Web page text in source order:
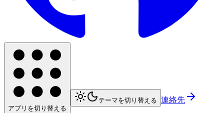
アプリを切り替える
テーマを切り替える 連絡先